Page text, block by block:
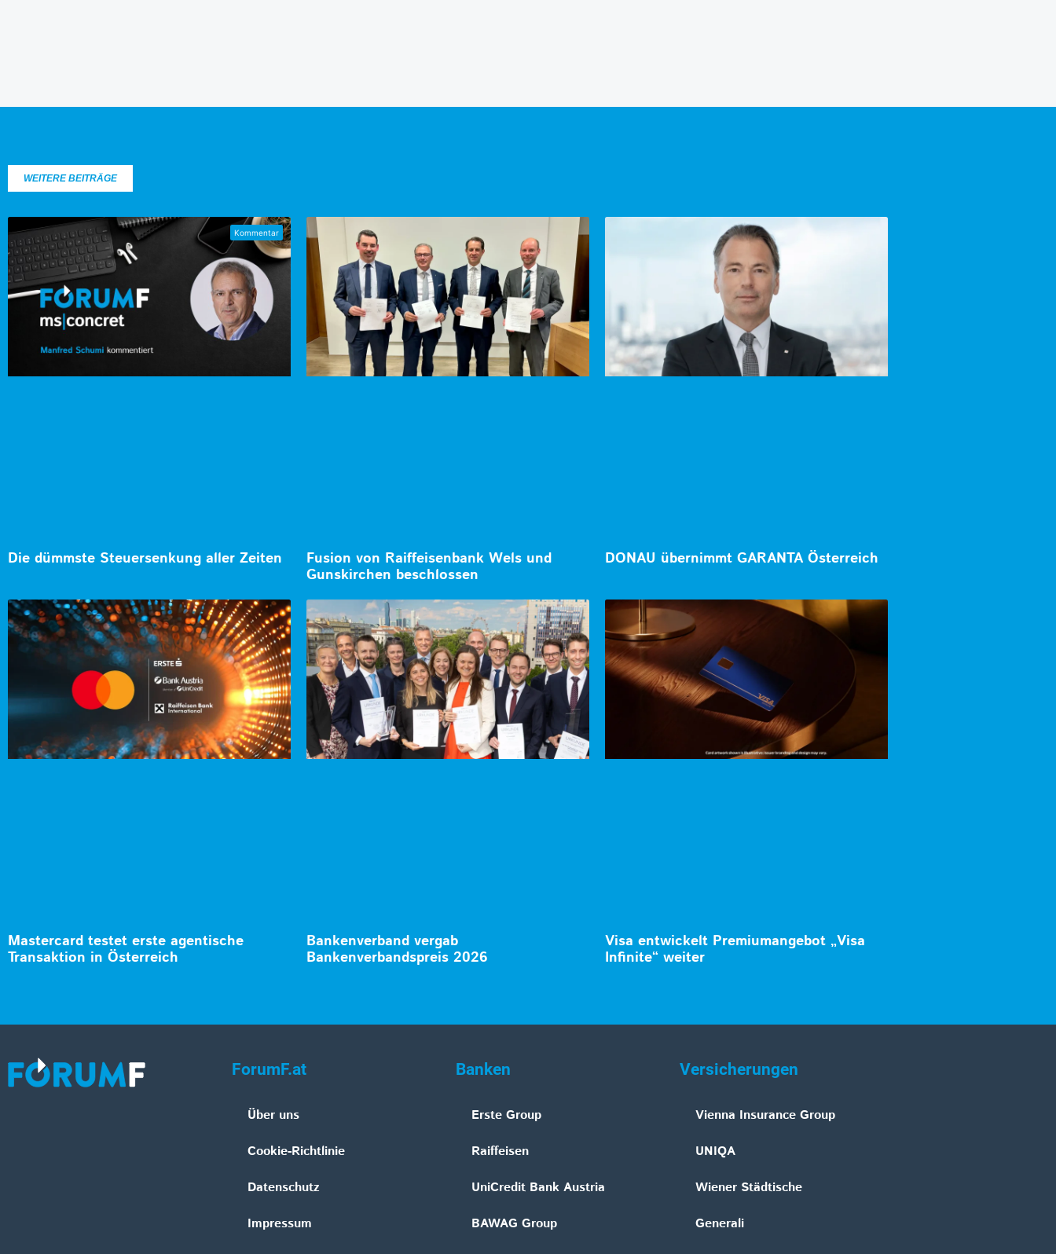
WEITERE BEITRÄGE
Die dümmste Steuersenkung aller Zeiten
Fusion von Raiffeisenbank Wels und
Gunskirchen beschlossen
DONAU übernimmt GARANTA Österreich
Mastercard testet erste agentische
Transaktion in Österreich
Bankenverband vergab
Bankenverbandspreis 2026
Visa entwickelt Premiumangebot „Visa
Infinite“ weiter
ForumF.at
Über uns
Cookie-Richtlinie
Datenschutz
Impressum
Banken
Erste Group
Raiffeisen
UniCredit Bank Austria
BAWAG Group
Versicherungen
Vienna Insurance Group
UNIQA
Wiener Städtische
Generali